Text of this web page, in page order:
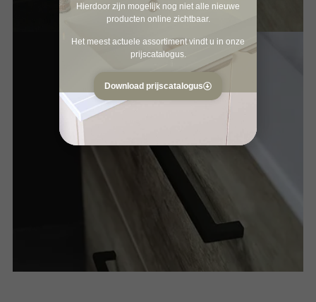
Hierdoor zijn mogelijk nog niet alle nieuwe
producten online zichtbaar.
Het meest actuele assortiment vindt u in onze
prijscatalogus.
Download prijscatalogus